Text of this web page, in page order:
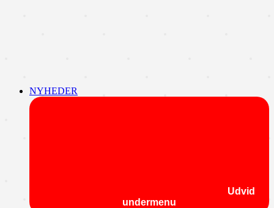
NYHEDER
Udvid
undermenu